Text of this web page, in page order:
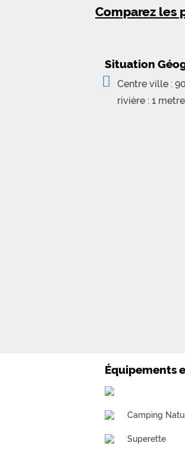
Comparez les
Situation
Centre ville :
rivière : 1
Équipements
Camping
Superette